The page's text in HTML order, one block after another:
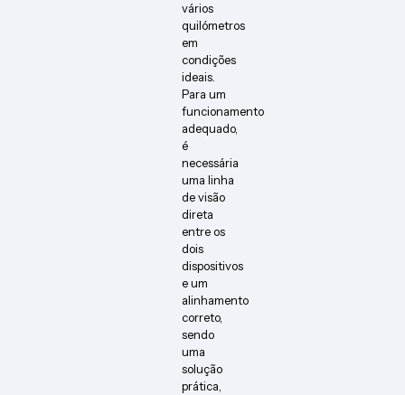
vários
quilómetros
em
condições
ideais.
Para um
funcionamento
adequado,
é
necessária
uma linha
de visão
direta
entre os
dois
dispositivos
e um
alinhamento
correto,
sendo
uma
solução
prática,